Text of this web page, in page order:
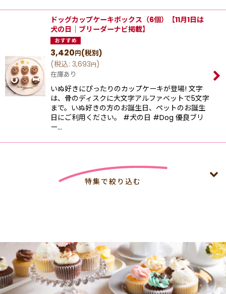
ドッグカップケーキボックス（6個）【11月1日は
犬の日｜ブリーダーナビ掲載】
3,420円(税別)
(税込: 3,693円)
在庫あり
いぬ好きにぴったりのカップケーキが登場! 文字
は、骨のディスクに大文字アルファベットで5文字
まで。いぬ好きの方のお誕生日、ペットのお誕生
日にご利用ください。 #犬の日 #Dog 優良ブリ
ー…
特集で絞り込む
（8月末まで）
【法人向け】🏙 カスタムメイド・コーポレートギフト｜企
業・団体・学校・スポーツチームの方へ 4,000円以上で冷
凍配送無料（8月末まで）